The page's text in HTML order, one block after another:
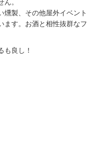
。
燻製、その他屋外イベント
ます。お酒と相性抜群なフ
も良し！